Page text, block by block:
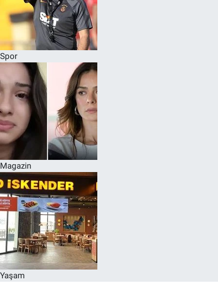
Spor
Magazin
Yaşam